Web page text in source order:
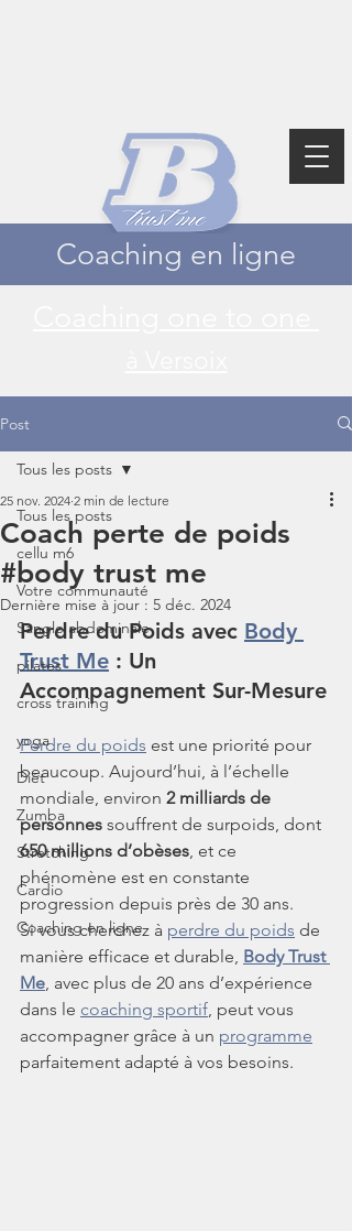
Coaching en ligne
Post
Tous les posts
cellu m6
Votre communauté
Sangle abdominale
pilates
cross training
yoga
Diét
Zumba
Stretching
Cardio
Coaching en ligne
Tous les posts
Coach perte de poids
#body trust me
25 nov. 2024 2 min de lecture
Dernière mise à jour : 5 déc. 2024
Perdre du Poids avec Body
Trust Me : Un
Accompagnement Sur-Mesure
Perdre du poids est une priorité pour
beaucoup. Aujourd’hui, à l’échelle
mondiale, environ 2 milliards de
personnes souffrent de surpoids, dont
650 millions d’obèses, et ce
phénomène est en constante
progression depuis près de 30 ans.
Si vous cherchez à perdre du poids de
manière efficace et durable, Body Trust
Me, avec plus de 20 ans d’expérience
dans le coaching sportif, peut vous
accompagner grâce à un programme
parfaitement adapté à vos besoins.